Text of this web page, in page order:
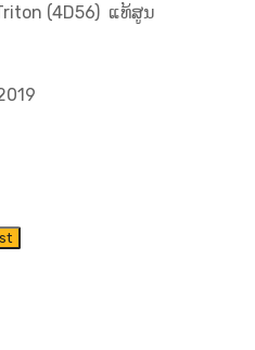
(4D56) ແທ້ສູນ